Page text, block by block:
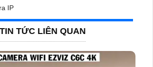
IP
TIN TỨC LIÊN QUAN